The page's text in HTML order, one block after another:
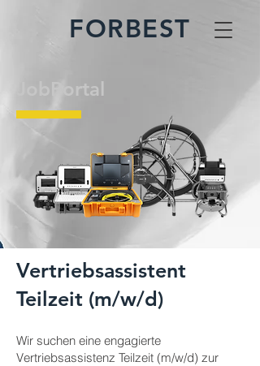
FORBEST
JobPortal
Vertriebsassistent
Teilzeit (m/w/d)
Wir suchen eine engagierte
Vertriebsassistenz Teilzeit (m/w/d) zur